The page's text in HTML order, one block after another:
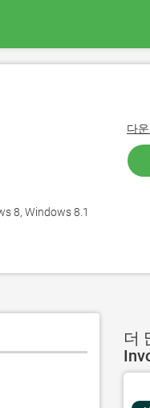
8, Windows 8.1
다
더